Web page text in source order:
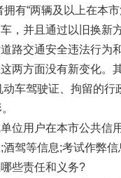
拥有“两辆及以上在本
，并且通过以旧换新
路交通安全违法行为
两方面没有新变化。
车驾驶证、拘留的
位用户在本市公共信
驾等信息;考试作弊
些责任和义务?